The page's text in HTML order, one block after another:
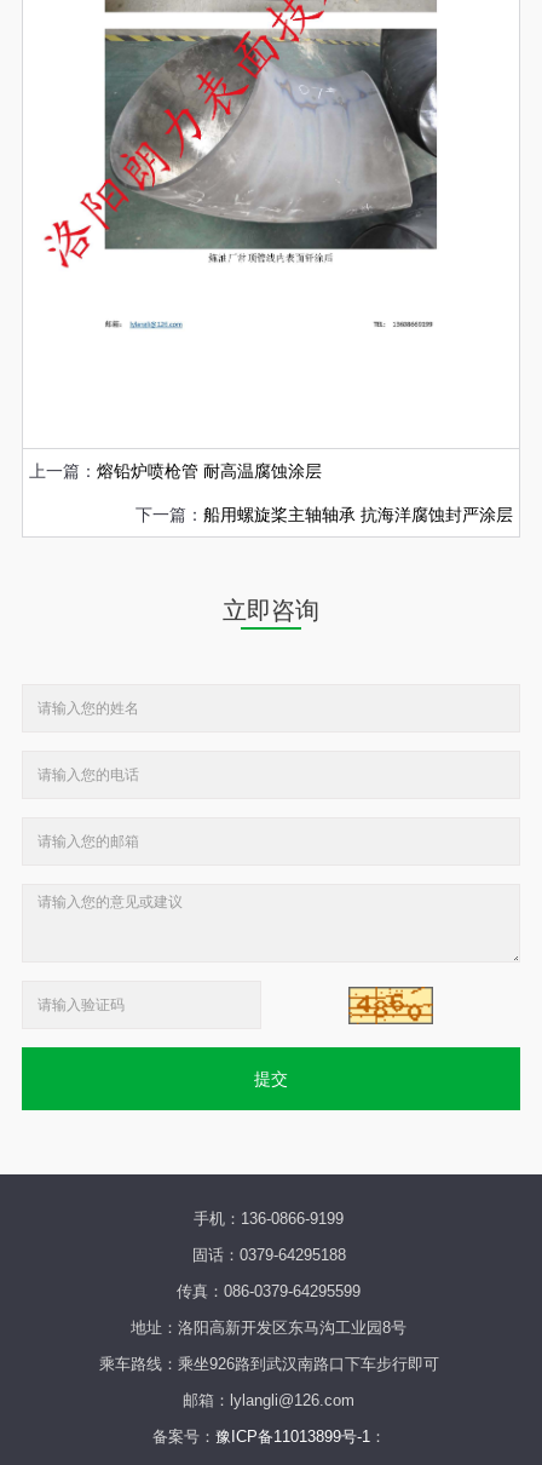
上一篇： 熔铅炉喷枪管 耐高温腐蚀涂层
下一篇：船用螺旋桨主轴轴承 抗海洋腐蚀封严涂层
立即咨询
提交
手机：136-0866-9199
固话：0379-64295188
传真：086-0379-64295599
地址：洛阳高新开发区东马沟工业园8号
乘车路线：乘坐926路到武汉南路口下车步行即可
邮箱：lylangli@126.com
备案号： 豫ICP备11013899号-1：